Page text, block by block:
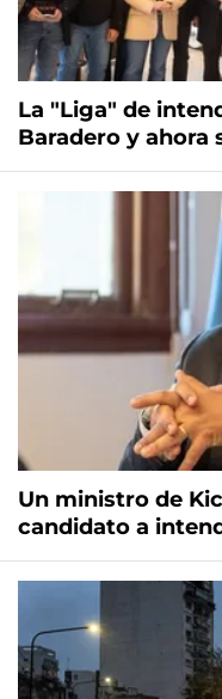
La "Liga" de
Baradero y ahora
Un ministro de
candidato a